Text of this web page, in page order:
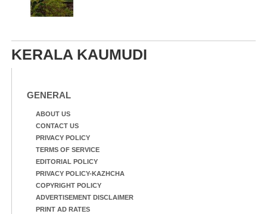
KERALA KAUMUDI
GENERAL
ABOUT US
CONTACT US
PRIVACY POLICY
TERMS OF SERVICE
EDITORIAL POLICY
PRIVACY POLICY-KAZHCHA
COPYRIGHT POLICY
ADVERTISEMENT DISCLAIMER
PRINT AD RATES